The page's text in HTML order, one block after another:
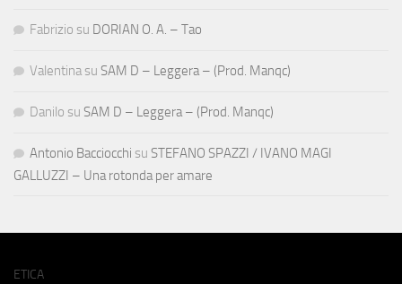
Fabrizio su DORIAN O. A. – Tao
Valentina su SAM D – Leggera – (Prod. Manqc)
Danilo su SAM D – Leggera – (Prod. Manqc)
Antonio Bacciocchi su STEFANO SPAZZI / IVANO MAGI
GALLUZZI – Una rotonda per amare
ETICA